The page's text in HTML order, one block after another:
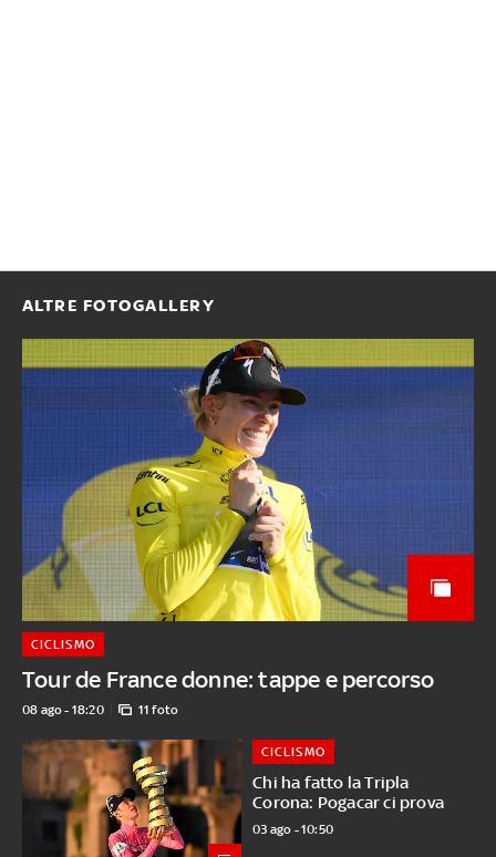
ALTRE FOTOGALLERY
Tour de France donne: tappe e percorso
CICLISMO
08 ago - 18:20 11 foto
Chi ha fatto la Tripla
Corona: Pogacar ci prova
CICLISMO
03 ago - 10:50